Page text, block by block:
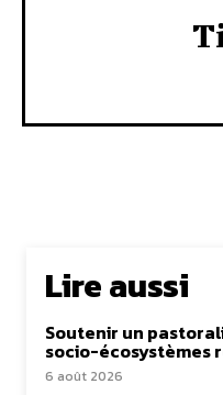
Lire aussi
Soutenir un
socio-écosystèmes
6 août 2026